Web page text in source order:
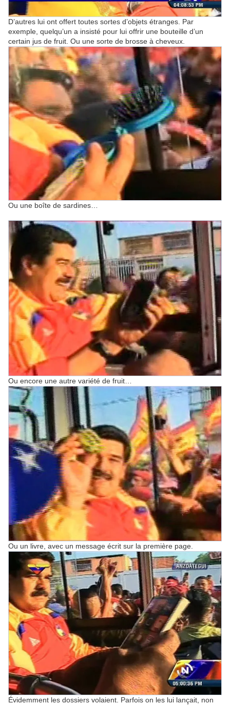
D’autres lui ont offert toutes sortes d’objets étranges. Par
exemple, quelqu’un a insisté pour lui offrir une bouteille d’un
certain jus de fruit. Ou une sorte de brosse à cheveux.
Ou une boîte de sardines…
Ou encore une autre variété de fruit…
Ou un livre, avec un message écrit sur la première page.
Évidemment les dossiers volaient. Parfois on les lui lançait, non